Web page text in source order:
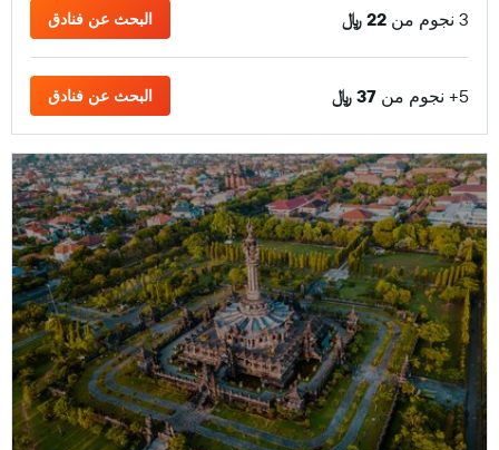
3 نجوم من 22 ﷼ البحث عن فنادق
5+ نجوم من 37 ﷼ البحث عن فنادق